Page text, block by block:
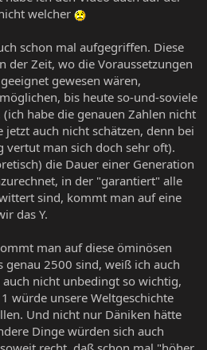
welcher
schon mal aufgegriffen. Diese
der Zeit, wo die Voraussetzungen
gewesen wären,
bis heute so-und-soviele
(ich habe die genauen Zahlen nicht
auch nicht schätzen, denn bei
vertut man sich doch sehr oft).
die Dauer einer Generation
in der "garantiert" alle
sind, kommt man auf eine
das Y.
man auf diese öminösen
genau 2500 sind, weiß ich auch
nicht unbedingt so wichtig,
würde unsere Weltgeschichte
Und nicht nur Däniken hätte
Dinge würden sich auch